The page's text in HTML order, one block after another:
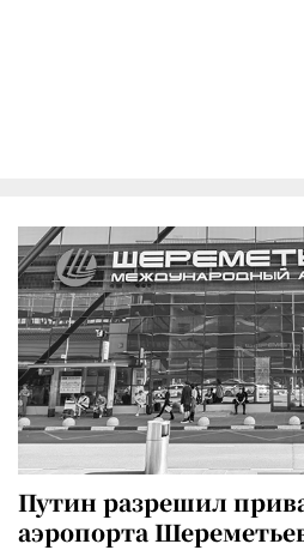
Путин разрешил
аэропорта